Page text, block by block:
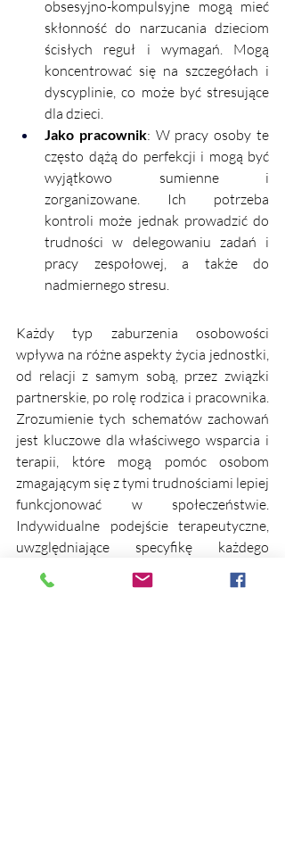
obsesyjno-kompulsyjne mogą mieć
skłonność do narzucania dzieciom
ścisłych reguł i wymagań. Mogą
koncentrować się na szczegółach i
dyscyplinie, co może być stresujące
dla dzieci.
Jako pracownik: W pracy osoby te
często dążą do perfekcji i mogą być
wyjątkowo sumienne i
zorganizowane. Ich potrzeba
kontroli może jednak prowadzić do
trudności w delegowaniu zadań i
pracy zespołowej, a także do
nadmiernego stresu.
Każdy typ zaburzenia osobowości
wpływa na różne aspekty życia jednostki,
od relacji z samym sobą, przez związki
partnerskie, po rolę rodzica i pracownika.
Zrozumienie tych schematów zachowań
jest kluczowe dla właściwego wsparcia i
terapii, które mogą pomóc osobom
zmagającym się z tymi trudnościami lepiej
funkcjonować w społeczeństwie.
Indywidualne podejście terapeutyczne,
uwzględniające specyfikę każdego
zaburzenia, jest niezbędne do osiągnięcia
pozytywnych zmian i poprawy jakości